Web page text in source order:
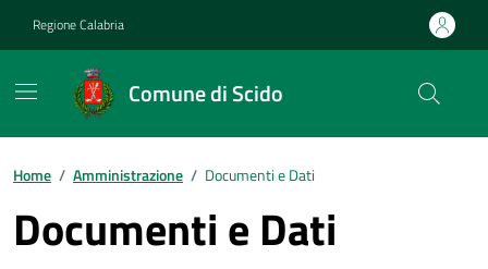
Regione Calabria
Comune di Scido
Home / Amministrazione / Documenti e Dati
Documenti e Dati